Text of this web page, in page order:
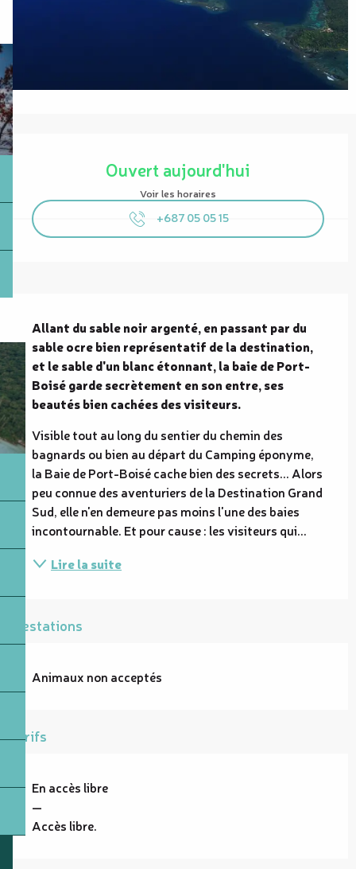
Ouverture et coordonnées
Ouvert aujourd'hui
Voir les horaires
+687 05 05 15
Description
Allant du sable noir argenté, en passant par du
sable ocre bien représentatif de la destination,
et le sable d'un blanc étonnant, la baie de Port-
Boisé garde secrètement en son entre, ses
beautés bien cachées des visiteurs.
Visible tout au long du sentier du chemin des
bagnards ou bien au départ du Camping éponyme,
la Baie de Port-Boisé cache bien des secrets... Alors
peu connue des aventuriers de la Destination Grand
Sud, elle n'en demeure pas moins l'une des baies
incontournable. Et pour cause : les visiteurs qui...
Lire la suite
Prestations
Animaux non acceptés
Tarifs
En accès libre
—
Accès libre.